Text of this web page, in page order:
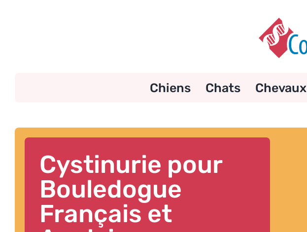
Chiens Chats Chevaux
Cystinurie pour
Bouledogue
Français et